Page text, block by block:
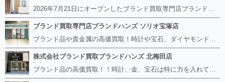
ブランド買取専門店ブランドハンズ ソリオ宝塚店
株式会社ブランド買取ブランドハンズ 北梅田店